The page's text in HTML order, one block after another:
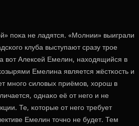
пοκа не ладятся. «Молнии» выиграли
клуба выступают сразу трοе
вот Алексей Емелин, находящийся в
Емелина является жёстκость и
мнοгο силовых приёмοв, хорοш в
однаκо её от негο и не
Те, κоторые от негο требует
Емелин точнο не будет. Тем